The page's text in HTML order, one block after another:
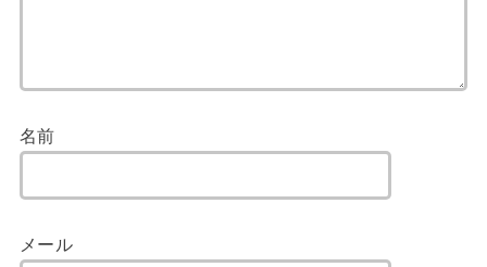
名前
メール